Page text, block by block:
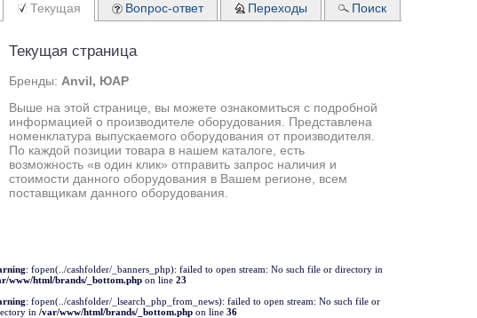
Текущая
Текущая страница
Бренды: Anvil, ЮАР
Выше на этой странице, вы можете ознакомиться с подробной
информацией о производителе оборудования. Представлена
номенклатура выпускаемого оборудования от производителя.
По каждой позиции товара в нашем каталоге, есть
возможность «в один клик» отправить запрос наличия и
стоимости данного оборудования в Вашем регионе, всем
поставщикам данного оборудования.
Вопрос-ответ Переходы Поиск
: fopen(../cashfolder/_banners_php): failed to open stream: No such file or directory in
www/html/brands/_bottom.php on line 23
: fopen(../cashfolder/_lsearch_php_from_news): failed to open stream: No such file or
in /var/www/html/brands/_bottom.php on line 36